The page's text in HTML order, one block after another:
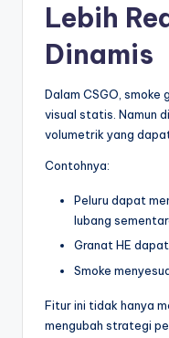
Lebih
Dinamis
Dalam CSGO, smoke
visual statis. Namun
volumetrik yang
Contohnya:
Peluru dapat
lubang
Granat HE
Smoke
Fitur ini tidak hanya
mengubah strategi